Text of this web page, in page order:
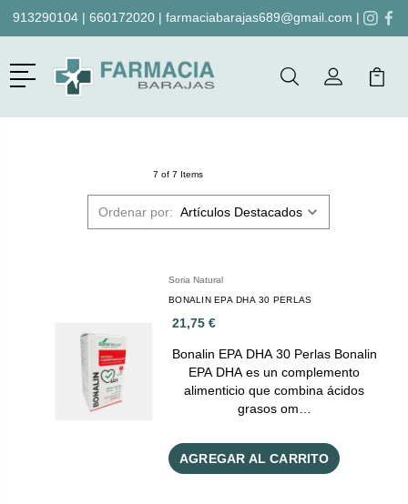
913290104| 660172020| farmaciabarajas689@gmail.com |
Menú
BuscarMi Cuenta
Mi
7 of 7 Items
Ordenar por:
Soria Natural
BONALIN EPA DHA 30 PERLAS
21,75 €
Bonalin EPA DHA 30 Perlas Bonalin
EPA DHA es un complemento
alimenticio que combina ácidos
grasos om…
AGREGAR AL CARRITO